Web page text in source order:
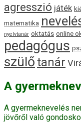
agresszió játék
matematika
nyelvtanár oktatás online
pedagógus
szülőtanár
A
A gyermeknevelés
jövőről való